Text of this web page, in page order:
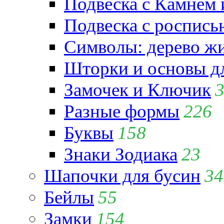
Подвеска с
Символы: дерево
Шторки и основы
Замочек и Ключик
Разные формы 226
Буквы 158
Знаки Зодиака 23
Шапочки для бусин 34
Бейлы 55
Замки 154